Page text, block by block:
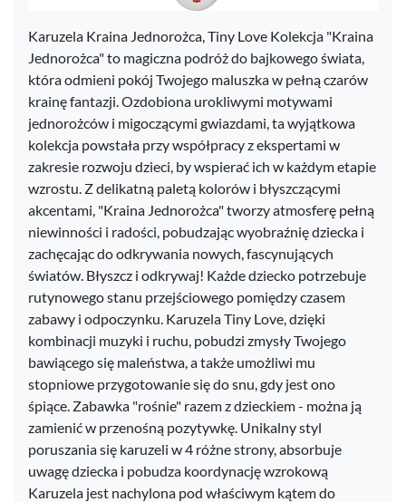
Karuzela Kraina Jednorożca, Tiny Love Kolekcja "Kraina
Jednorożca" to magiczna podróż do bajkowego świata,
która odmieni pokój Twojego maluszka w pełną czarów
krainę fantazji. Ozdobiona urokliwymi motywami
jednorożców i migoczącymi gwiazdami, ta wyjątkowa
kolekcja powstała przy współpracy z ekspertami w
zakresie rozwoju dzieci, by wspierać ich w każdym etapie
wzrostu. Z delikatną paletą kolorów i błyszczącymi
akcentami, "Kraina Jednorożca" tworzy atmosferę pełną
niewinności i radości, pobudzając wyobraźnię dziecka i
zachęcając do odkrywania nowych, fascynujących
światów. Błyszcz i odkrywaj! Każde dziecko potrzebuje
rutynowego stanu przejściowego pomiędzy czasem
zabawy i odpoczynku. Karuzela Tiny Love, dzięki
kombinacji muzyki i ruchu, pobudzi zmysły Twojego
bawiącego się maleństwa, a także umożliwi mu
stopniowe przygotowanie się do snu, gdy jest ono
śpiące. Zabawka "rośnie" razem z dzieckiem - można ją
zamienić w przenośną pozytywkę. Unikalny styl
poruszania się karuzeli w 4 różne strony, absorbuje
uwagę dziecka i pobudza koordynację wzrokową
Karuzela jest nachylona pod właściwym kątem do